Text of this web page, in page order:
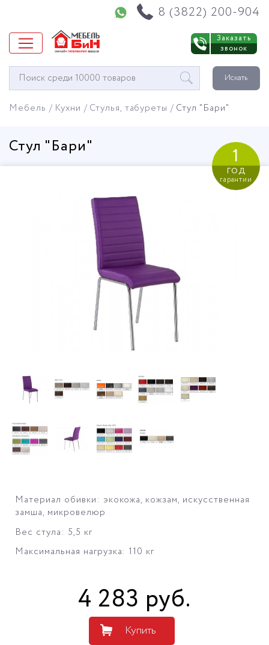
8 (3822) 200-904
Заказать
звонок
Окно
поиска
Искать
Мебель Кухни Стулья, табуреты Стул "Бари"
Стул "Бари" 1
год
гарантии
Материал обивки: экокожа, кожзам, искусственная
замша, микровелюр
Вес стула: 5,5 кг
Максимальная нагрузка: 110 кг
4 283 руб.
Купить